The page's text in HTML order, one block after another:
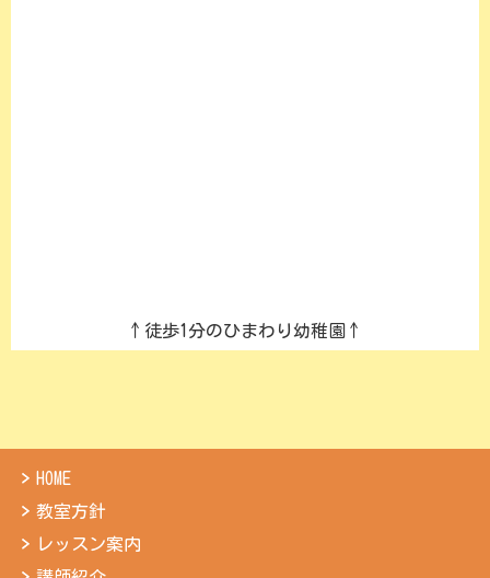
↑徒歩1分のひまわり幼稚園↑
HOME
教室方針
レッスン案内